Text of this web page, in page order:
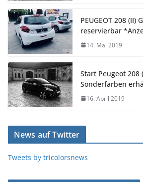
PEUGEOT 208 (II)
reservierbar
14. Mai 2019
Start Peugeot 208
Sonderfarben
16. April 2019
News auf Twitter
Tweets by tricolorsnews